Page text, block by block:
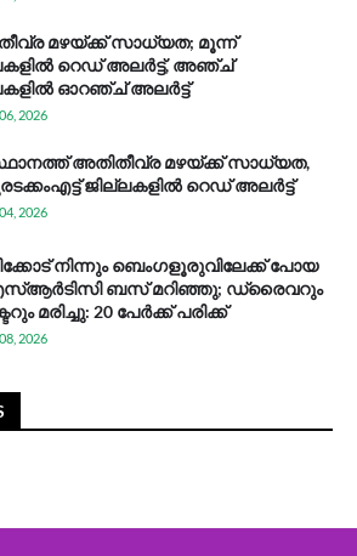
മഴയ്ക്ക് സാധ്യത; മൂന്ന്
റെഡ് അലർട്ട്, അഞ്ച്
ഓറഞ്ച് അലർട്ട്
2026
അ​തി​തീ​വ്ര മ​ഴ​യ്ക്ക് സാ​ധ്യ​ത,
ജി​ല്ല​ക​ളി​ൽ റെ​ഡ് അ​ലർ​ട്ട്
2026
നിന്നും ബെംഗളൂരുവിലേക്ക് പോയ
ബസ് മറിഞ്ഞു; ഡ്രൈവറും
മരിച്ചു: 20 പേര്‍ക്ക് പരിക്ക്
2026